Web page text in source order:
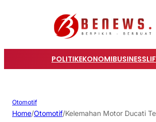
POLITIKEKONOMIBUSINESS
Otomotif
Home/Otomotif/Kelemahan Motor Ducati